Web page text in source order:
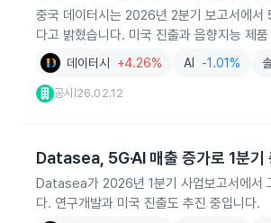
중국 데이터시는 2026년 2분기 보고서에
다고 밝혔습니다. 미국 진출과 음향지능 제품
데이터시 +4.26% AI -1.01%
공시 26.02.12
Datasea, 5G·AI 매출 증가로 1분기
Datasea가 2026년 1분기 사업보고서에서
다. 연구개발과 미국 진출도 추진 중입니다.